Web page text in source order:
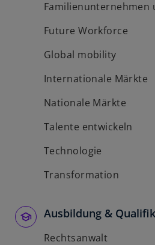
Familienunternehmen
Future Workforce
Global mobility
Internationale Märkte
Nationale Märkte
Talente entwickeln
Technologie
Transformation
Ausbildung &
Rechtsanwalt